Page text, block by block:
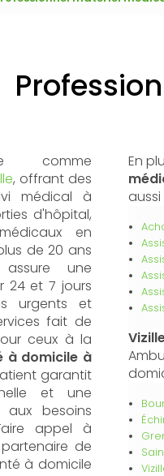
comme
, offrant des
médical à
d'hôpital,
en
de 20 ans
assure une
24 et 7 jours
urgents et
fait de
ceux à la
à domicile à
garantit
et une
aux besoins
appel à
de
à domicile
En
aussi